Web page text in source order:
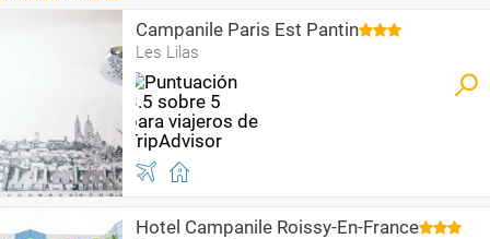
Campanile Paris Est Pantin
Les Lilas
Hotel Campanile Roissy-En-France